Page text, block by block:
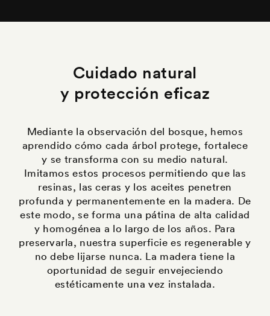
Cuidado natural
y protección eficaz
Mediante la observación del bosque, hemos
aprendido cómo cada árbol protege, fortalece
y se transforma con su medio natural.
Imitamos estos procesos permitiendo que las
resinas, las ceras y los aceites penetren
profunda y permanentemente en la madera. De
este modo, se forma una pátina de alta calidad
y homogénea a lo largo de los años. Para
preservarla, nuestra superficie es regenerable y
no debe lijarse nunca. La madera tiene la
oportunidad de seguir envejeciendo
estéticamente una vez instalada.